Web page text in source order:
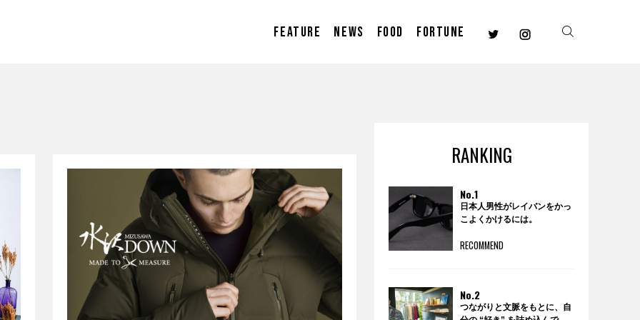
FEATURE NEWS FOOD FORTUNE
RANKING
No.1
日本人男性がレイバンをかっ
こよくかけるには。
RECOMMEND
No.2
つながりと文脈をもとに、自